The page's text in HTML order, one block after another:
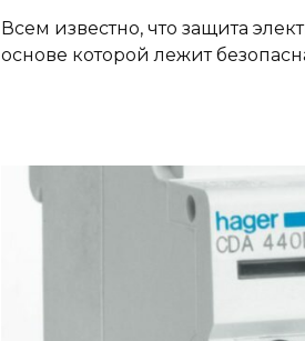
Всем известно, что защита
основе которой лежит